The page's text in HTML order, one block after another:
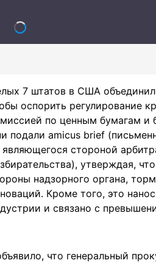
7 штатов в США
оспорить регулирование
по ценным бумагам
подали amicus brief
являющегося стороной
утверждая,
надзорного органа,
Кроме того, это
и связано с
что генеральный